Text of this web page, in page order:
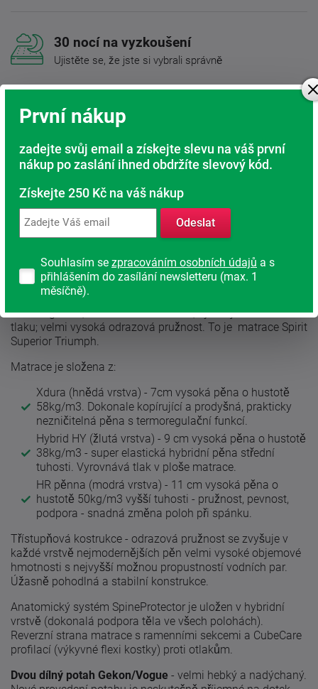
30 nocí na vyzkoušení
Ujistěte se, že jste si vybrali správně
Doprava ZDARMA
Při nákupu nad 6 000 Kč
Najděte vhodnou matraci
Rodinná firma
S tradicí od roku 1991
Popis produktu
Nezničitelná pružnost, poddajnost, extra vzdušnost a
termoregulace; odlehčení celého těla; vynikající eliminace
tlaku; velmi vysoká odrazová pružnost. To je matrace Spirit
Superior Triumph.
Matrace je složena z:
Xdura (hnědá vrstva) - 7cm vysoká pěna o hustotě
58kg/m3. Dokonale kopírující a prodyšná, prakticky
nezničitelná pěna s termoregulační funkcí.
Hybrid HY (žlutá vrstva) - 9 cm vysoká pěna o hustotě
38kg/m3 - super elastická hybridní pěna střední
tuhosti. Vyrovnává tlak v ploše matrace.
HR pěnna (modrá vrstva) - 11 cm vysoká pěna o
hustotě 50kg/m3 vyšší tuhosti - pružnost, pevnost,
podpora - snadná změna poloh při spánku.
Třístupňová kostrukce - odrazová pružnost se zvyšuje v
každé vrstvě nejmodernějších pěn velmi vysoké objemové
hmotnosti s nejvyšší možnou propustností vodních par.
Úžasně pohodlná a stabilní konstrukce.
Anatomický systém SpineProtector je uložen v hybridní
vrstvě (dokonalá podpora těla ve všech polohách).
Reverzní strana matrace s ramenními sekcemi a CubeCare
profilací (výkyvné flexi kostky) proti otlakům.
Dvou dílný potah Gekon/Vogue - velmi hebký a nadýchaný.
První nákup
zadejte svůj email a získejte slevu na váš první
nákup po zaslání ihned obdržíte slevový kód.
Získejte 250 Kč na váš nákup
Odeslat
Souhlasím se zpracováním osobních údajů a s
přihlášením do zasílání newsletteru (max. 1
měsíčně).